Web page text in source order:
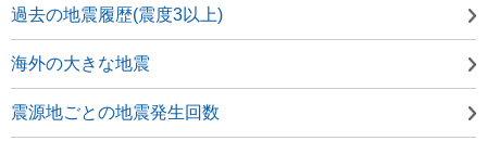
過去の地震履歴(震度3以上)
海外の大きな地震
震源地ごとの地震発生回数